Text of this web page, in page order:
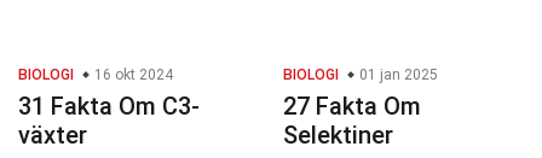
BIOLOGI 16 okt 2024
31 Fakta Om C3-
växter
BIOLOGI 01 jan 2025
27 Fakta Om
Selektiner